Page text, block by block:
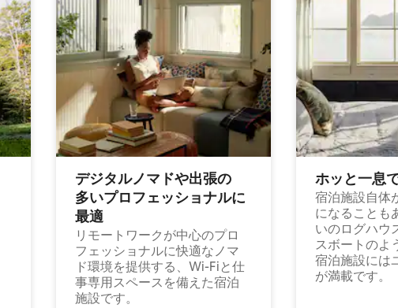
デジタルノマドや出⁠張⁠の
多⁠いプ⁠ロ⁠フ⁠ェ⁠ッ⁠シ⁠ョ⁠ナ⁠ル⁠に
最⁠適
リモートワークが中心のプロ
フェッショナルに快適なノマ
ド環境を提供する、Wi-Fiと仕
事専用スペースを備えた宿泊
施設です。
ホッと一⁠息⁠
宿泊施設自体
になることも
いのログハウ
スボートのよ
宿泊施設には
が満載です。